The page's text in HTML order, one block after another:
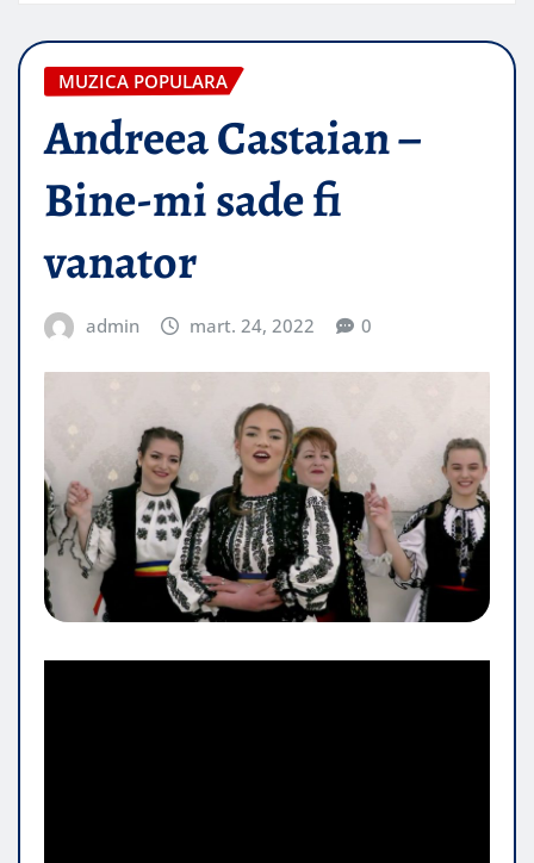
MUZICA POPULARA
Andreea Castaian –
Bine-mi sade fi
vanator
admin mart. 24, 2022 0